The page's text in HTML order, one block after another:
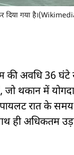
गया
की अवधि 36
थकान में
रात के
ही अधिकतम